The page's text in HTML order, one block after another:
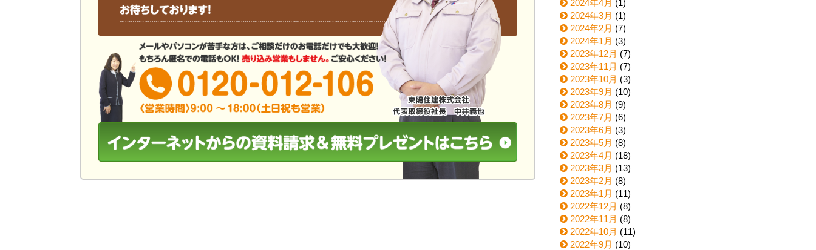
2024年4月 (1)
2024年3月 (1)
2024年2月 (7)
2024年1月 (3)
2023年12月 (7)
2023年11月 (7)
2023年10月 (3)
2023年9月 (10)
2023年8月 (9)
2023年7月 (6)
2023年6月 (3)
2023年5月 (8)
2023年4月 (18)
2023年3月 (13)
2023年2月 (8)
2023年1月 (11)
2022年12月 (8)
2022年11月 (8)
2022年10月 (11)
2022年9月 (10)